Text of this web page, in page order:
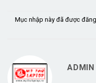
Mục nhập này đã được
ADMIN